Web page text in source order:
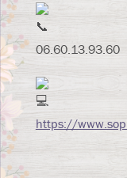
06.60.13.93.60
https://